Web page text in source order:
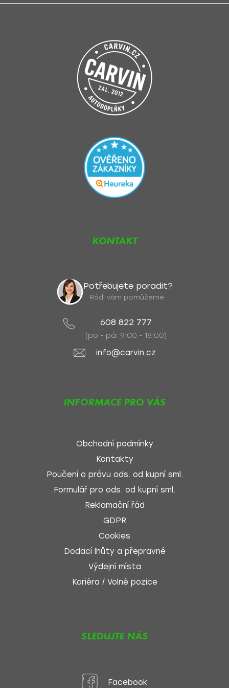
KONTAKT
Potřebujete poradit?
Rádi vám pomůžeme.
608 822 777
(po - pá: 9:00 - 18:00)
info@carvin.cz
INFORMACE PRO VÁS
Obchodní podmínky
Kontakty
Poučení o právu ods. od kupní sml.
Formulář pro ods. od kupní sml.
Reklamační řád
GDPR
Cookies
Dodací lhůty a přepravné
Výdejní místa
Kariéra / Volné pozice
SLEDUJTE NÁS
Facebook